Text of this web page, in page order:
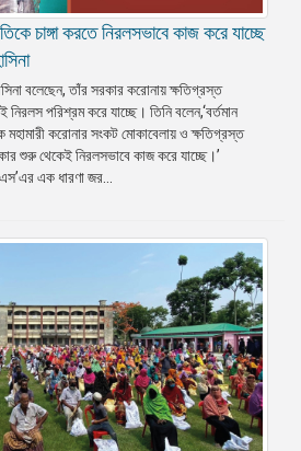
চাঙ্গা করতে নিরলসভাবে কাজ করে যাচ্ছে
বলেছেন, তাঁর সরকার করোনায় ক্ষতিগ্রস্ত
নিরলস পরিশ্রম করে যাচ্ছে। তিনি বলেন,‘বর্তমান
করোনার সংকট মোকাবেলায় ও ক্ষতিগ্রস্ত
শুরু থেকেই নিরলসভাবে কাজ করে যাচ্ছে।’
এক ধারণা জর...